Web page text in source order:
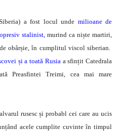
a fost locul unde milioane de
stalinist, murind ca niște martiri,
obârșie, în cumplitul viscol siberian.
și a toată Rusia a sfințit Catedrala
Preasfintei Treimi, cea mai mare
rusesc și probabl cei care au ucis
acele cumplite cuvinte în timpul